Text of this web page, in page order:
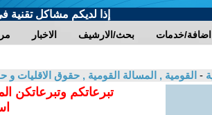
إذا لديكم مشاكل تقنية
الاخبار بحث/الارشيف اضافة/خدمات
- القومية , المسالة القومية , حقوق الاقليات و
تبرعاتكم وتبرعاتكن